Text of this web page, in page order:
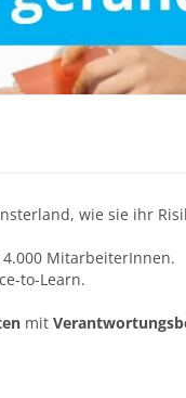
wie sie ihr
MitarbeiterInnen.
to-Learn.
mit